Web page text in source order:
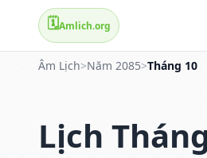
🗓️Amlich.org
Âm Lịch>Năm 2085>Tháng 10
Lịch